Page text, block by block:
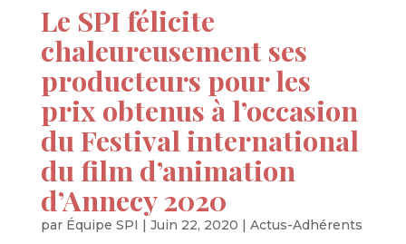
Le SPI félicite
chaleureusement ses
producteurs pour les
prix obtenus à l’occasion
du Festival international
du film d’animation
d’Annecy 2020
par Équipe SPI | Juin 22, 2020 | Actus-Adhérents